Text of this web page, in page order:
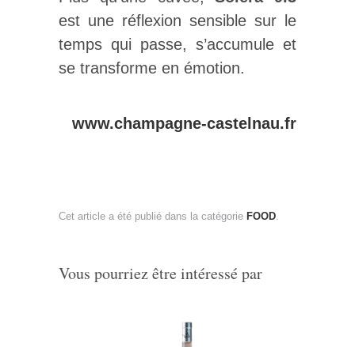
est une réflexion sensible sur le
temps qui passe, s’accumule et
se transforme en émotion.
www.champagne-castelnau.fr
Cet article a été publié dans la catégorie FOOD
Vous pourriez être intéressé par